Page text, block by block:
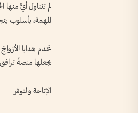
لم تتناول أيٌّ منها
المهمة، بأسلوب
تخدم هدايا
يجعلها منصةً
الإتاحة والتوفر